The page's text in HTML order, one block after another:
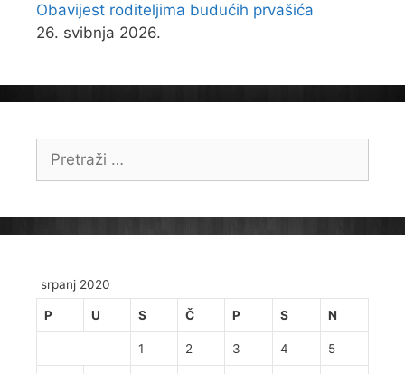
Obavijest roditeljima budućih prvašića
26. svibnja 2026.
Pretraži:
srpanj 2020
P U S Č P S N
1 2 3 4 5